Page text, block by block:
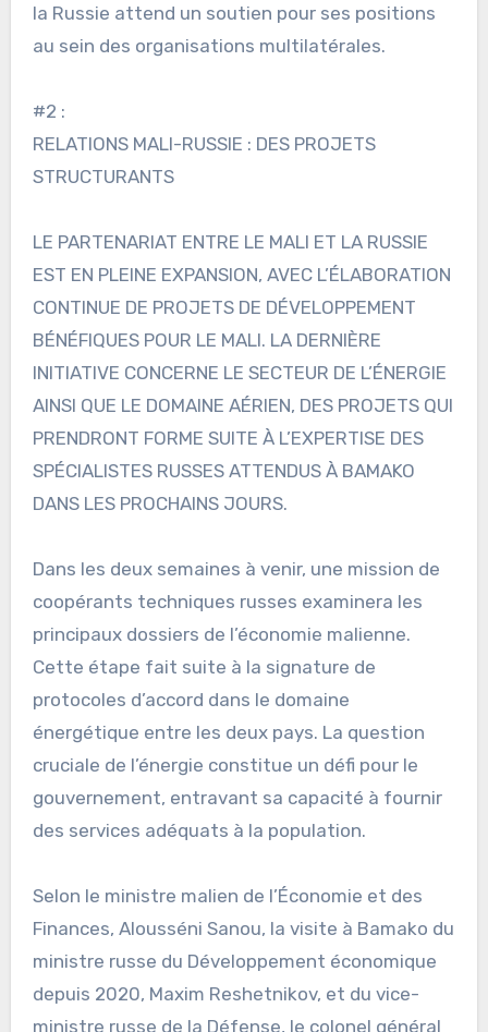
la Russie attend un soutien pour ses positions
au sein des organisations multilatérales.
#2 :
RELATIONS MALI-RUSSIE : DES PROJETS
STRUCTURANTS
LE PARTENARIAT ENTRE LE MALI ET LA RUSSIE
EST EN PLEINE EXPANSION, AVEC L’ÉLABORATION
CONTINUE DE PROJETS DE DÉVELOPPEMENT
BÉNÉFIQUES POUR LE MALI. LA DERNIÈRE
INITIATIVE CONCERNE LE SECTEUR DE L’ÉNERGIE
AINSI QUE LE DOMAINE AÉRIEN, DES PROJETS QUI
PRENDRONT FORME SUITE À L’EXPERTISE DES
SPÉCIALISTES RUSSES ATTENDUS À BAMAKO
DANS LES PROCHAINS JOURS.
Dans les deux semaines à venir, une mission de
coopérants techniques russes examinera les
principaux dossiers de l’économie malienne.
Cette étape fait suite à la signature de
protocoles d’accord dans le domaine
énergétique entre les deux pays. La question
cruciale de l’énergie constitue un défi pour le
gouvernement, entravant sa capacité à fournir
des services adéquats à la population.
Selon le ministre malien de l’Économie et des
Finances, Alousséni Sanou, la visite à Bamako du
ministre russe du Développement économique
depuis 2020, Maxim Reshetnikov, et du vice-
ministre russe de la Défense, le colonel général